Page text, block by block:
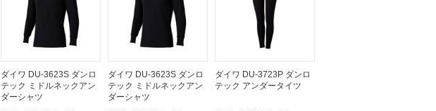
ダイワ DU-3623S ダンロ
テック ミドルネックアン
ダーシャツ
ダイワ DU-3623S ダンロ
テック ミドルネックアン
ダーシャツ
ダイワ DU-3723P ダンロ
テック アンダータイツ